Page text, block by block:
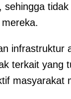
sehingga
infrastruktur
terkait yang
masyarakat